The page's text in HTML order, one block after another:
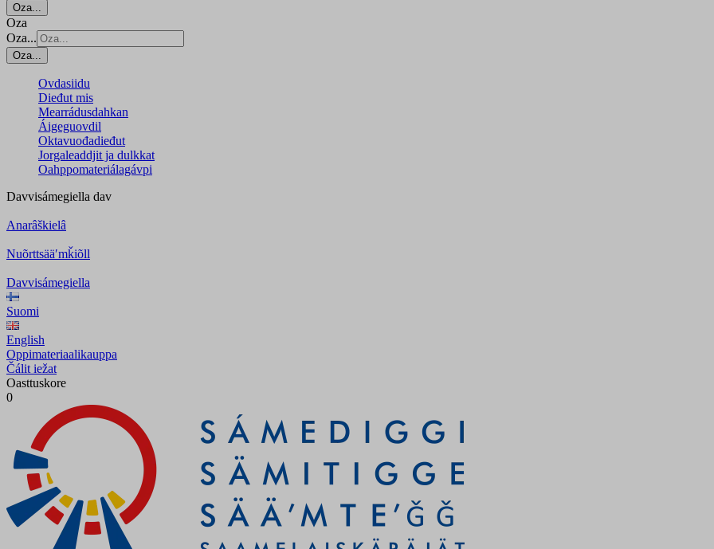
Oza...
Oza
Oza...
Oza...
Ovdasiidu
Dieđut mis
Mearrádusdahkan
Áigeguovdil
Oktavuođadieđut
Jorgaleaddjit ja dulkkat
Oahppomateriálagávpi
Davvisámegiella dav
Anarâškielâ
Nuõrttsääʹmǩiõll
Davvisámegiella
Suomi
English
Oppimateriaalikauppa
Čálit iežat
Oasttuskore
0